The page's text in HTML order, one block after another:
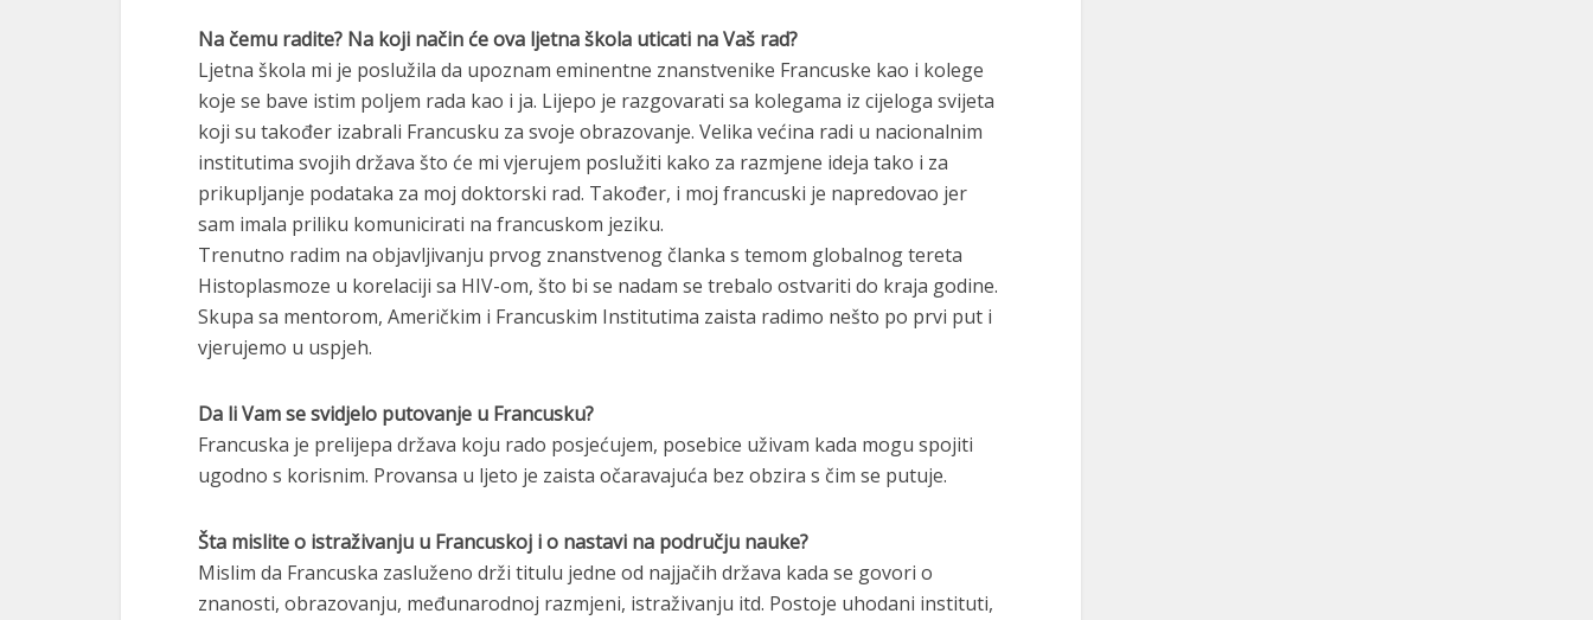
Na čemu radite? Na koji način će ova ljetna škola uticati na Vaš rad?
Ljetna škola mi je poslužila da upoznam eminentne znanstvenike Francuske kao i kolege
koje se bave istim poljem rada kao i ja. Lijepo je razgovarati sa kolegama iz cijeloga svijeta
koji su također izabrali Francusku za svoje obrazovanje. Velika većina radi u nacionalnim
institutima svojih država što će mi vjerujem poslužiti kako za razmjene ideja tako i za
prikupljanje podataka za moj doktorski rad. Također, i moj francuski je napredovao jer
sam imala priliku komunicirati na francuskom jeziku.
Trenutno radim na objavljivanju prvog znanstvenog članka s temom globalnog tereta
Histoplasmoze u korelaciji sa HIV-om, što bi se nadam se trebalo ostvariti do kraja godine.
Skupa sa mentorom, Američkim i Francuskim Institutima zaista radimo nešto po prvi put i
vjerujemo u uspjeh.
Da li Vam se svidjelo putovanje u Francusku?
Francuska je prelijepa država koju rado posjećujem, posebice uživam kada mogu spojiti
ugodno s korisnim. Provansa u ljeto je zaista očaravajuća bez obzira s čim se putuje.
Šta mislite o istraživanju u Francuskoj i o nastavi na području nauke?
Mislim da Francuska zasluženo drži titulu jedne od najjačih država kada se govori o
znanosti, obrazovanju, međunarodnoj razmjeni, istraživanju itd. Postoje uhodani instituti,